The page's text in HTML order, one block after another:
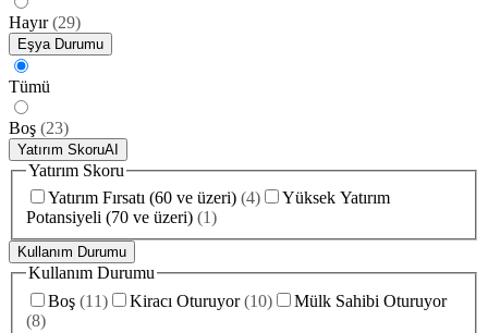
Hayır (29)
Eşya Durumu
Tümü
Boş (23)
Yatırım SkoruAI
Yatırım Skoru
Yatırım Fırsatı (60 ve üzeri) (4)
Yüksek Yatırım
Potansiyeli (70 ve üzeri) (1)
Kullanım Durumu
Kullanım Durumu
Boş (11) Kiracı Oturuyor (10)
Mülk Sahibi Oturuyor
(8)